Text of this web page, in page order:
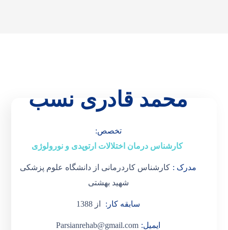
محمد قادری نسب
تخصص:
کارشناس درمان اختلالات ارتوپدی و نورولوژی
مدرک : کارشناس کاردرمانی از دانشگاه علوم پزشکی
شهید بهشتی
سابقه کار: از 1388
ایمیل: Parsianrehab@gmail.com